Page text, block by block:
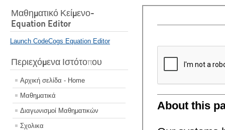
Μαθηματικό Κείμενο-
Equation Editor
Launch CodeCogs Equation Editor
Περιεχόμενα Ιστότοπου
Αρχική σελίδα - Home
Μαθηματικά
Διαγωνισμοί Μαθηματικών
Σχολικα